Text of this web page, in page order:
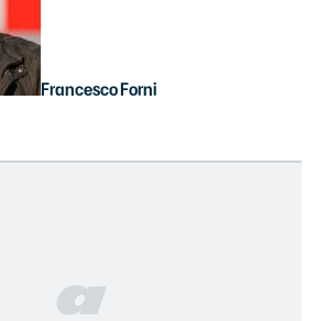
Francesco Forni